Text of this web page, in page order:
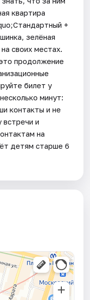
квартира
+
зелёная
своих местах.
продолжение
билет у
минут:
контакты и не
и
на
детям старше 6